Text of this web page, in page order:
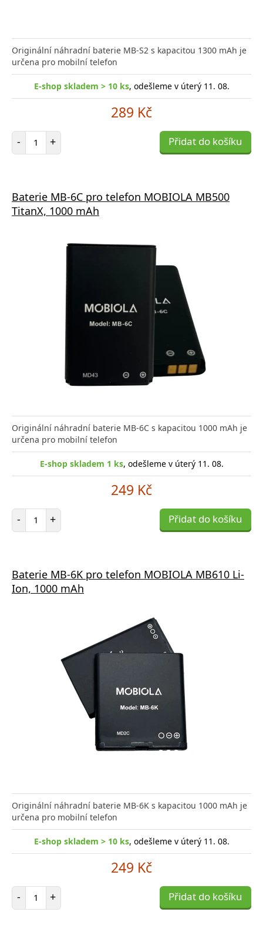
Originální náhradní baterie MB-S2 s kapacitou 1300 mAh je
určena pro mobilní telefon
E-shop skladem > 10 ks, odešleme v úterý 11. 08.
289 Kč
- Počet položek
+ Přidat do košíku
Baterie MB-6C pro telefon MOBIOLA MB500
TitanX, 1000 mAh
Originální náhradní baterie MB-6C s kapacitou 1000 mAh je
určena pro mobilní telefon
E-shop skladem 1 ks, odešleme v úterý 11. 08.
249 Kč
- Počet položek
+ Přidat do košíku
Baterie MB-6K pro telefon MOBIOLA MB610 Li-
Ion, 1000 mAh
Originální náhradní baterie MB-6K s kapacitou 1000 mAh je
určena pro mobilní telefon
E-shop skladem > 10 ks, odešleme v úterý 11. 08.
249 Kč
- Počet položek
+ Přidat do košíku